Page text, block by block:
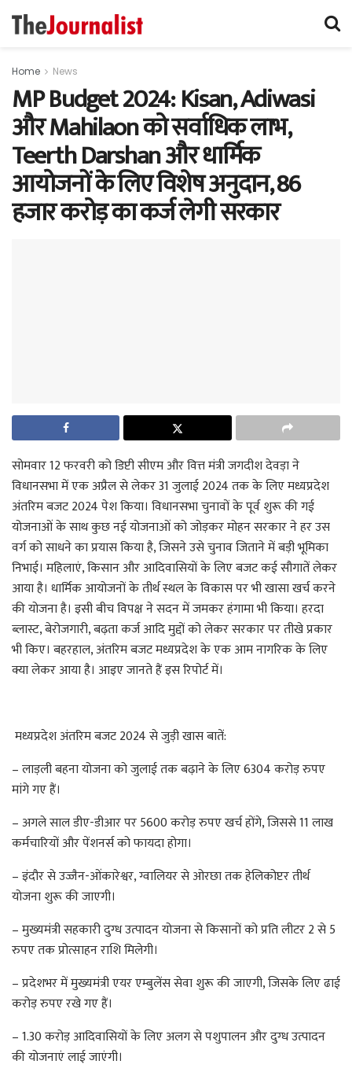
Home News
MP Budget 2024: Kisan, Adiwasi
और Mahilaon को सर्वाधिक लाभ,
Teerth Darshan और धार्मिक
आयोजनों के लिए विशेष अनुदान, 86
हजार करोड़ का कर्ज लेगी सरकार
सोमवार 12 फरवरी को डिप्टी सीएम और वित्त मंत्री जगदीश देवड़ा ने
विधानसभा में एक अप्रैल से लेकर 31 जुलाई 2024 तक के लिए मध्यप्रदेश
अंतरिम बजट 2024 पेश किया। विधानसभा चुनावों के पूर्व शुरू की गई
योजनाओं के साथ कुछ नई योजनाओं को जोड़कर मोहन सरकार ने हर उस
वर्ग को साधने का प्रयास किया है, जिसने उसे चुनाव जिताने में बड़ी भूमिका
निभाई। महिलाएं, किसान और आदिवासियों के लिए बजट कई सौगातें लेकर
आया है। धार्मिक आयोजनों के तीर्थ स्थल के विकास पर भी खासा खर्च करने
की योजना है। इसी बीच विपक्ष ने सदन में जमकर हंगामा भी किया। हरदा
ब्लास्ट, बेरोजगारी, बढ़ता कर्ज आदि मुद्दों को लेकर सरकार पर तीखे प्रकार
भी किए। बहरहाल, अंतरिम बजट मध्यप्रदेश के एक आम नागरिक के लिए
क्या लेकर आया है। आइए जानते हैं इस रिपोर्ट में।
मध्यप्रदेश अंतरिम बजट 2024 से जुड़ी खास बातें:
– लाड़ली बहना योजना को जुलाई तक बढ़ाने के लिए 6304 करोड़ रुपए
मांगे गए हैं।
– अगले साल डीए-डीआर पर 5600 करोड़ रुपए खर्च होंगे, जिससे 11 लाख
कर्मचारियों और पेंशनर्स को फायदा होगा।
– इंदौर से उज्जैन-ओंकारेश्वर, ग्वालियर से ओरछा तक हेलिकोप्टर तीर्थ
योजना शुरू की जाएगी।
– मुख्यमंत्री सहकारी दुग्ध उत्पादन योजना से किसानों को प्रति लीटर 2 से 5
रुपए तक प्रोत्साहन राशि मिलेगी।
– प्रदेशभर में मुख्यमंत्री एयर एम्बुलेंस सेवा शुरू की जाएगी, जिसके लिए ढाई
करोड़ रुपए रखे गए हैं।
– 1.30 करोड़ आदिवासियों के लिए अलग से पशुपालन और दुग्ध उत्पादन
की योजनाएं लाई जाएंगी।